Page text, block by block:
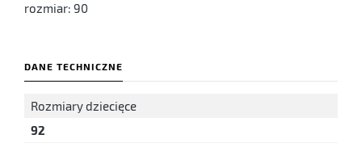
rozmiar: 90
DANE TECHNICZNE
Rozmiary dziecięce
92